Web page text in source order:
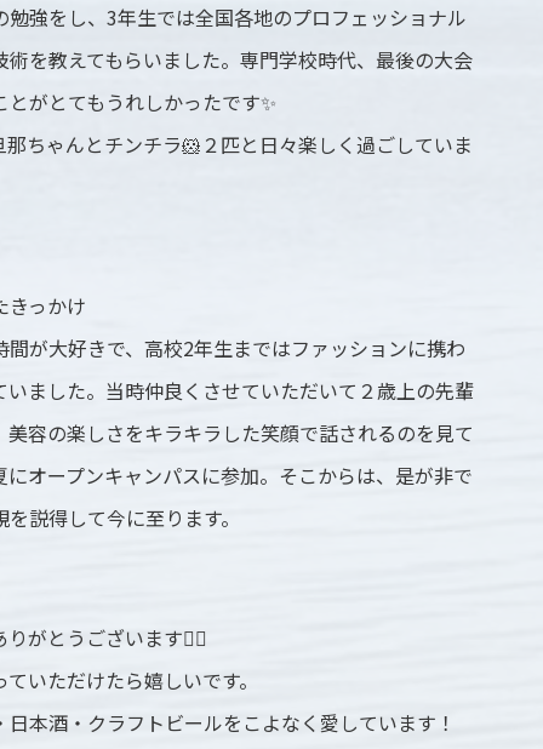
強をし、3年生では全国各地のプロフェッショナル
を教えてもらいました。専門学校時代、最後の大会
がとてもうれしかったです✨
ちゃんとチンチラ🐹２匹と日々楽しく過ごしていま
きっかけ
が大好きで、高校2年生まではファッションに携わ
ました。当時仲良くさせていただいて２歳上の先輩
容の楽しさをキラキラした笑顔で話されるのを見て
オープンキャンパスに参加。そこからは、是が非で
説得して今に至ります。
がとうございます🙇‍♀️
いただけたら嬉しいです。
本酒・クラフトビールをこよなく愛しています！